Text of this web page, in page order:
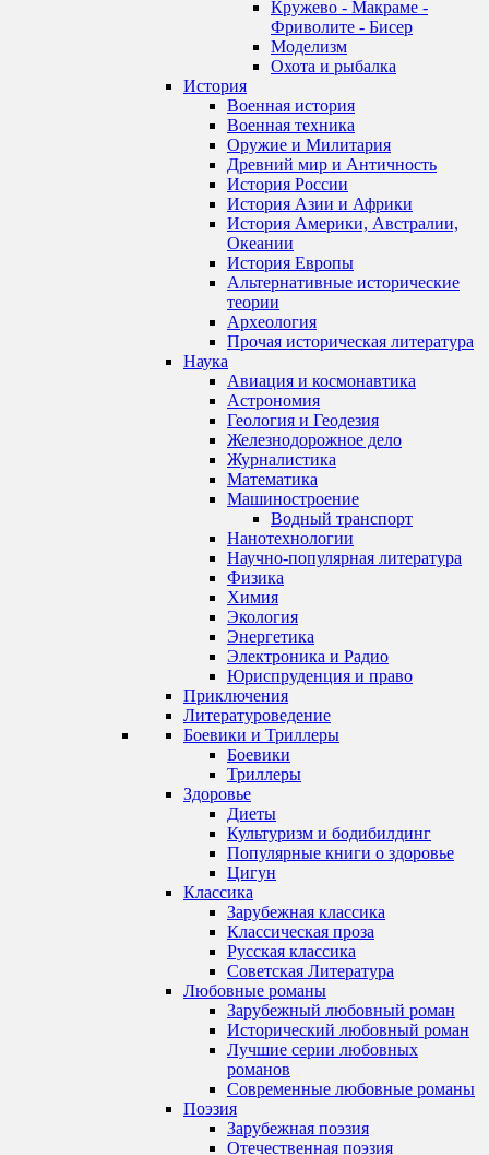
Кружево - Макраме -
Фриволите - Бисер
Моделизм
Охота и рыбалка
История
Военная история
Военная техника
Оружие и Милитария
Древний мир и Античность
История России
История Азии и Африки
История Америки, Австралии,
Океании
История Европы
Альтернативные исторические
теории
Археология
Прочая историческая литература
Наука
Авиация и космонавтика
Астрономия
Геология и Геодезия
Железнодорожное дело
Журналистика
Математика
Машиностроение
Водный транспорт
Нанотехнологии
Научно-популярная литература
Физика
Химия
Экология
Энергетика
Электроника и Радио
Юриспруденция и право
Приключения
Литературоведение
Боевики и Триллеры
Боевики
Триллеры
Здоровье
Диеты
Культуризм и бодибилдинг
Популярные книги о здоровье
Цигун
Классика
Зарубежная классика
Классическая проза
Русская классика
Советская Литература
Любовные романы
Зарубежный любовный роман
Исторический любовный роман
Лучшие серии любовных
романов
Современные любовные романы
Поэзия
Зарубежная поэзия
Отечественная поэзия